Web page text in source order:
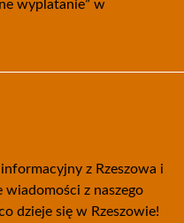
wyplatanie” w
z Rzeszowa i
wiadomości z naszego
dzieje się w Rzeszowie!